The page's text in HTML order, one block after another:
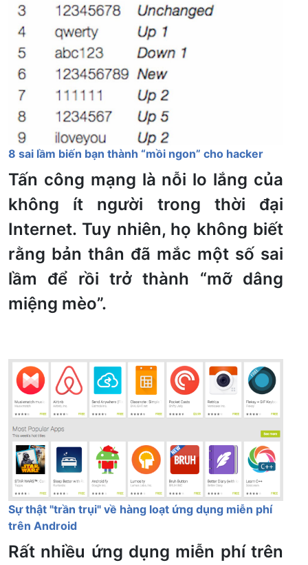
8 sai lầm biến bạn thành “mồi ngon” cho hacker
Tấn công mạng là nỗi lo lắng của
không ít người trong thời đại
Internet. Tuy nhiên, họ không biết
rằng bản thân đã mắc một số sai
lầm để rồi trở thành “mỡ dâng
miệng mèo”.
Sự thật "trần trụi" về hàng loạt ứng dụng miễn phí
trên Android
Rất nhiều ứng dụng miễn phí trên